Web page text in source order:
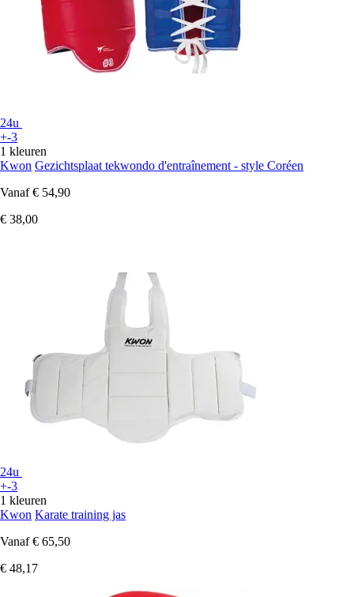
24u
+-3
1 kleuren
Kwon Gezichtsplaat tekwondo d'entraînement - style Coréen
Vanaf € 54,90
€ 38,00
24u
+-3
1 kleuren
Kwon Karate training jas
Vanaf € 65,50
€ 48,17